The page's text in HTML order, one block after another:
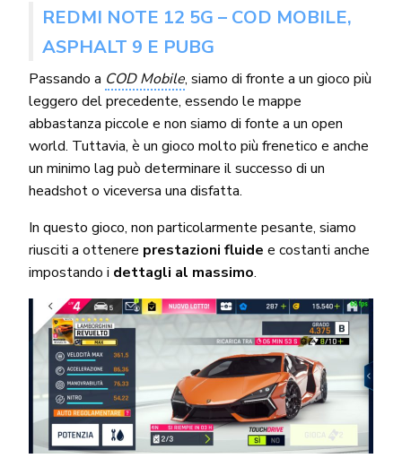
REDMI NOTE 12 5G – COD MOBILE,
ASPHALT 9 E PUBG
Passando a COD Mobile, siamo di fronte a un gioco più
leggero del precedente, essendo le mappe
abbastanza piccole e non siamo di fonte a un open
world. Tuttavia, è un gioco molto più frenetico e anche
un minimo lag può determinare il successo di un
headshot o viceversa una disfatta.
In questo gioco, non particolarmente pesante, siamo
riusciti a ottenere prestazioni fluide e costanti anche
impostando i dettagli al massimo.